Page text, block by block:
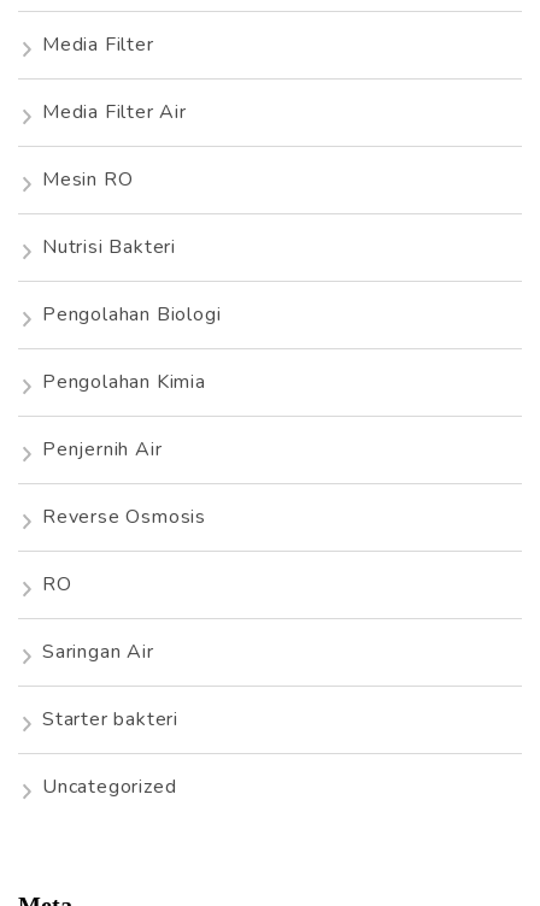
Media Filter
Media Filter Air
Mesin RO
Nutrisi Bakteri
Pengolahan Biologi
Pengolahan Kimia
Penjernih Air
Reverse Osmosis
RO
Saringan Air
Starter bakteri
Uncategorized